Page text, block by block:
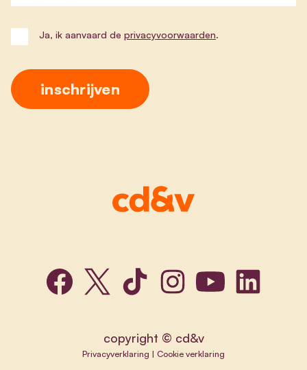
Ja, ik aanvaard de privacyvoorwaarden.
copyright © cd&v
Privacyverklaring | Cookie verklaring